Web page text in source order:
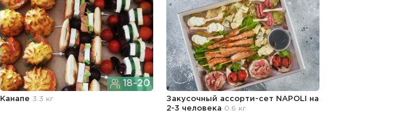
18-20
Канапе 3.3 кг
Закусочный ассорти-сет NAPOLI на
2-3 человека 0.6 кг